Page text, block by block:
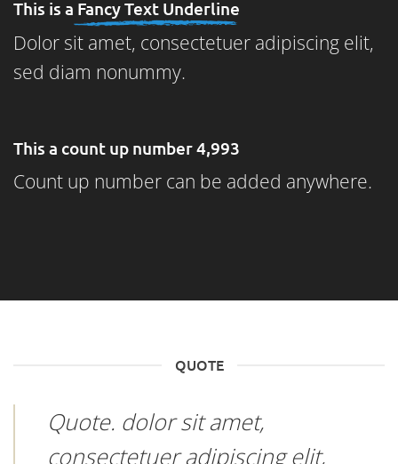
This is a Fancy Text Underline
Dolor sit amet, consectetuer adipiscing elit,
sed diam nonummy.
This a count up number4,999
Count up number can be added anywhere.
QUOTE
Quote. dolor sit amet,
consectetuer adipiscing elit,